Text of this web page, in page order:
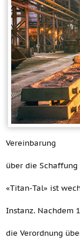
Vereinbarung
über die
«Titan-Tal» ist
Instanz. Nachdem
die Verordnung